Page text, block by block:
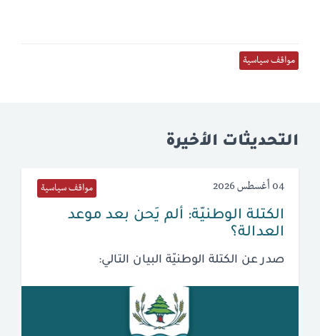
مواقف سياسية
التحديثات الأخيرة
04 أغسطس 2026 مواقف سياسية
الكتلة الوطنيّة: ألم يَحن بعد موعد
العدالة؟
صدر عن الكتلة الوطنيّة البيان التالي: